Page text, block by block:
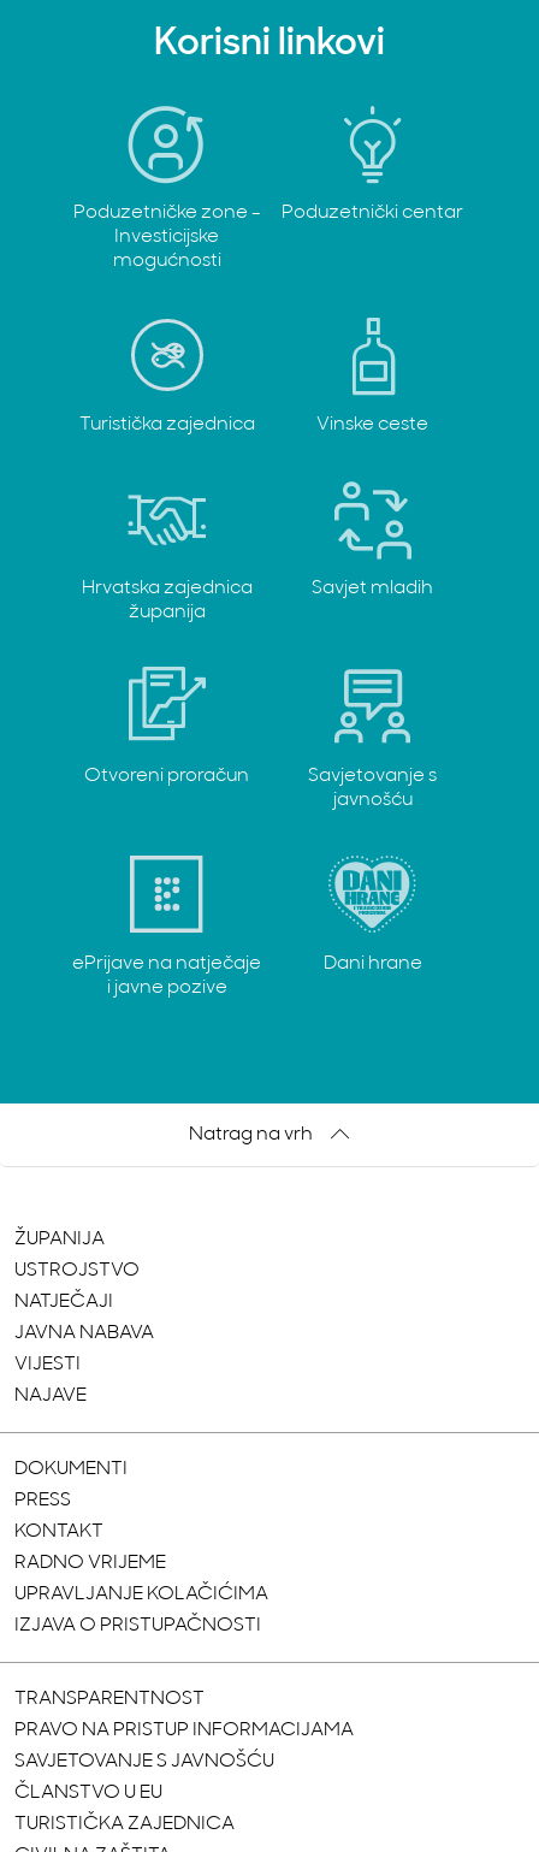
Korisni linkovi
Poduzetničke zone -
Investicijske
mogućnosti
Poduzetnički centar
Turistička zajednica Vinske ceste
Hrvatska zajednica
županija
Savjet mladih
Otvoreni proračun
Savjetovanje s
javnošću
ePrijave na natječaje
i javne pozive
Dani hrane
Natrag na vrh
ŽUPANIJA
USTROJSTVO
NATJEČAJI
JAVNA NABAVA
VIJESTI
NAJAVE
DOKUMENTI
PRESS
KONTAKT
RADNO VRIJEME
UPRAVLJANJE KOLAČIĆIMA
IZJAVA O PRISTUPAČNOSTI
TRANSPARENTNOST
PRAVO NA PRISTUP INFORMACIJAMA
SAVJETOVANJE S JAVNOŠĆU
ČLANSTVO U EU
TURISTIČKA ZAJEDNICA